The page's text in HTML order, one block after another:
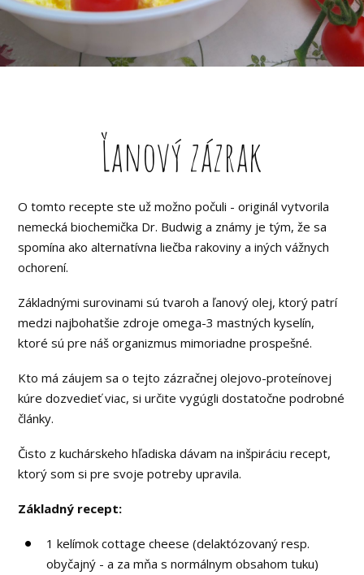
Ľanový zázrak
O tomto recepte ste už možno počuli - originál vytvorila
nemecká biochemička Dr. Budwig a známy je tým, že sa
spomína ako alternatívna liečba rakoviny a iných vážnych
ochorení.
Základnými surovinami sú tvaroh a ľanový olej, ktorý patrí
medzi najbohatšie zdroje omega-3 mastných kyselín,
ktoré sú pre náš organizmus mimoriadne prospešné.
Kto má záujem sa o tejto zázračnej olejovo-proteínovej
kúre dozvedieť viac, si určite vygúgli dostatočne podrobné
články.
Čisto z kuchárskeho hľadiska dávam na inšpiráciu recept,
ktorý som si pre svoje potreby upravila.
Základný recept:
1 kelímok cottage cheese (delaktózovaný resp.
obyčajný - a za mňa s normálnym obsahom tuku)